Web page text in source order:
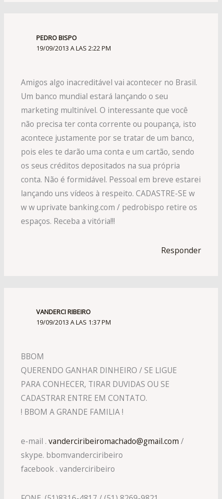
PEDRO BISPO
19/09/2013 A LAS 2:22 PM
Amigos algo inacreditável vai acontecer no Brasil.
Um banco mundial estará lançando o seu
marketing multinível. O interessante que você
não precisa ter conta corrente ou poupança, isto
acontece justamente por se tratar de um banco,
pois eles te darão uma conta e um cartão, sendo
os seus créditos depositados na sua própria
conta. Não é formidável. Pessoal em breve estarei
lançando uns vídeos à respeito. CADASTRE-SE w
w w uprivate banking.com / pedrobispo retire os
espaços. Receba a vitória!!!
Responder
VANDERCI RIBEIRO
19/09/2013 A LAS 1:37 PM
BBOM
QUERENDO GANHAR DINHEIRO / SE LIGUE
PARA CONHECER, TIRAR DUVIDAS OU SE
CADASTRAR ENTRE EM CONTATO.
! BBOM A GRANDE FAMILIA !
e-mail . vanderciribeiromachado@gmail.com /
skype. bbomvanderciribeiro
facebook . vanderciribeiro